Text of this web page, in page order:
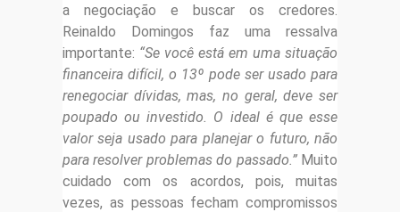
a negociação e buscar os credores.
Reinaldo Domingos faz uma ressalva
importante: “Se você está em uma situação
financeira difícil, o 13º pode ser usado para
renegociar dívidas, mas, no geral, deve ser
poupado ou investido. O ideal é que esse
valor seja usado para planejar o futuro, não
para resolver problemas do passado.”Muito
cuidado com os acordos, pois, muitas
vezes, as pessoas fecham compromissos